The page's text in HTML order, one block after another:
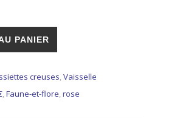
PANIER
creuses,Vaisselle
,Faune-et-flore,rose